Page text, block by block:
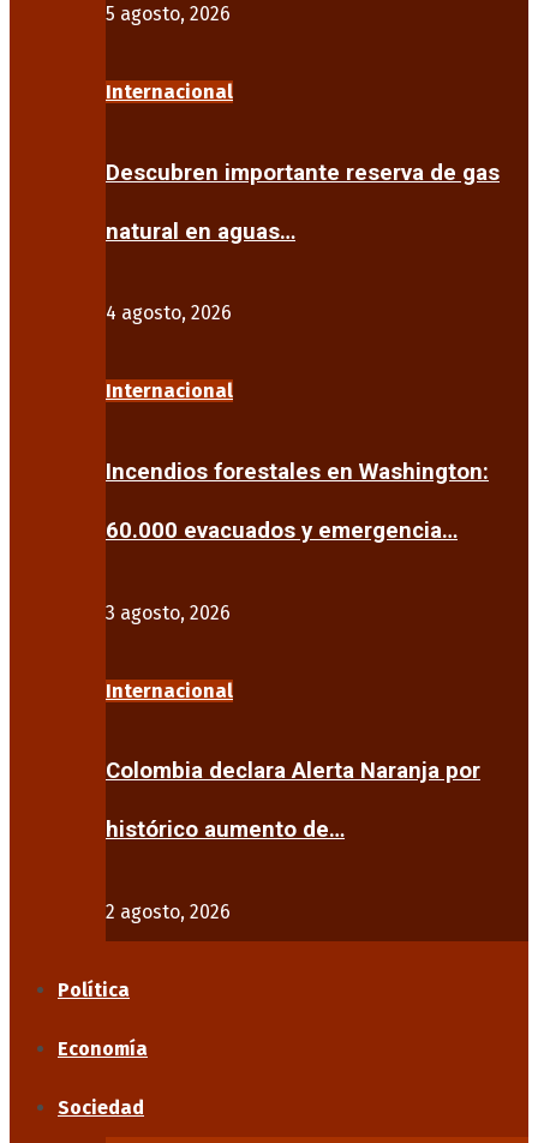
5 agosto, 2026
Internacional
Descubren importante reserva de gas
natural en aguas…
4 agosto, 2026
Internacional
Incendios forestales en Washington:
60.000 evacuados y emergencia…
3 agosto, 2026
Internacional
Colombia declara Alerta Naranja por
histórico aumento de…
2 agosto, 2026
Política
Economía
Sociedad